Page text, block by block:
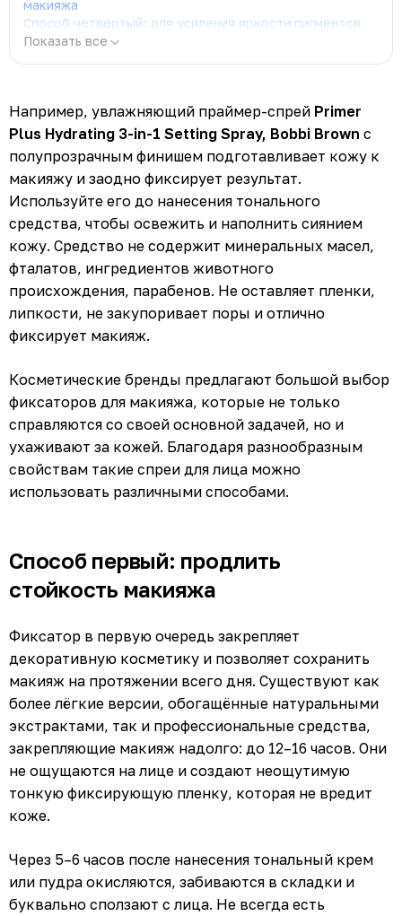
макияжа
Способ четвертый: для усиления яркости пигментов
Показать все
Например, увлажняющий праймер-спрей Primer
Plus Hydrating 3-in-1 Setting Spray, Bobbi Brown с
полупрозрачным финишем подготавливает кожу к
макияжу и заодно фиксирует результат.
Используйте его до нанесения тонального
средства, чтобы освежить и наполнить сиянием
кожу. Средство не содержит минеральных масел,
фталатов, ингредиентов животного
происхождения, парабенов. Не оставляет пленки,
липкости, не закупоривает поры и отлично
фиксирует макияж.
Косметические бренды предлагают большой выбор
фиксаторов для макияжа, которые не только
справляются со своей основной задачей, но и
ухаживают за кожей. Благодаря разнообразным
свойствам такие спреи для лица можно
использовать различными способами.
Способ первый: продлить
стойкость макияжа
Фиксатор в первую очередь закрепляет
декоративную косметику и позволяет сохранить
макияж на протяжении всего дня. Существуют как
более лёгкие версии, обогащённые натуральными
экстрактами, так и профессиональные средства,
закрепляющие макияж надолго: до 12–16 часов. Они
не ощущаются на лице и создают неощутимую
тонкую фиксирующую пленку, которая не вредит
коже.
Через 5–6 часов после нанесения тональный крем
или пудра окисляются, забиваются в складки и
буквально сползают с лица. Не всегда есть